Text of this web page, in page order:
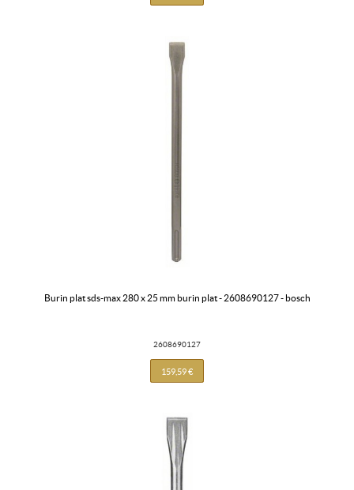
burin plat sds-max 280 x 25 mm burin plat - 2608690127 - bosch
2608690127
159,59 €